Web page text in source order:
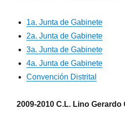
1a. Junta de Gabinete
2a. Junta de Gabinete
3a. Junta de Gabinete
4a. Junta de Gabinete
Convención Distrital
2009-2010 C.L. Lino Gerardo